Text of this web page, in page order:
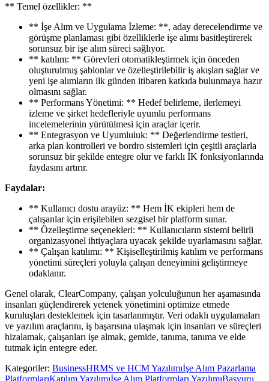
** Temel özellikler: **
** İşe Alım ve Uygulama İzleme: **, aday derecelendirme ve
görüşme planlaması gibi özelliklerle işe alımı basitleştirerek
sorunsuz bir işe alım süreci sağlıyor.
** katılım: ** Görevleri otomatikleştirmek için önceden
oluşturulmuş şablonlar ve özelleştirilebilir iş akışları sağlar ve
yeni işe alımların ilk günden itibaren katkıda bulunmaya hazır
olmasını sağlar.
** Performans Yönetimi: ** Hedef belirleme, ilerlemeyi
izleme ve şirket hedefleriyle uyumlu performans
incelemelerinin yürütülmesi için araçlar içerir.
** Entegrasyon ve Uyumluluk: ** Değerlendirme testleri,
arka plan kontrolleri ve bordro sistemleri için çeşitli araçlarla
sorunsuz bir şekilde entegre olur ve farklı İK fonksiyonlarında
faydasını artırır.
Faydalar:
** Kullanıcı dostu arayüz: ** Hem İK ekipleri hem de
çalışanlar için erişilebilen sezgisel bir platform sunar.
** Özelleştirme seçenekleri: ** Kullanıcıların sistemi belirli
organizasyonel ihtiyaçlara uyacak şekilde uyarlamasını sağlar.
** Çalışan katılımı: ** Kişiselleştirilmiş katılım ve performans
yönetimi süreçleri yoluyla çalışan deneyimini geliştirmeye
odaklanır.
Genel olarak, ClearCompany, çalışan yolculuğunun her aşamasında
insanları güçlendirerek yetenek yönetimini optimize etmede
kuruluşları desteklemek için tasarlanmıştır. Veri odaklı uygulamaları
ve yazılım araçlarını, iş başarısına ulaşmak için insanları ve süreçleri
hizalamak, çalışanları işe almak, gemide, tanıma, tanıma ve elde
tutmak için entegre eder.
Kategoriler: BusinessHRMS ve HCM Yazılımıİşe Alım Pazarlama
PlatformlarıKatılım Yazılımıİşe Alım Platformları YazılımıBaşvuru